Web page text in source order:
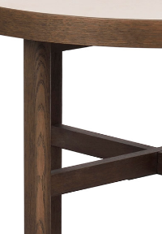
till fåtölj
Tygstolar